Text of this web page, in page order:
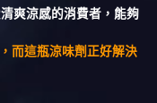
爽涼感的消費者，能夠
而這瓶涼味劑正好解決